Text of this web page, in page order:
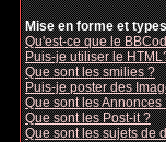
Mise en forme et
Qu'est-ce que le
Puis-je utiliser le
Que sont les smilies ?
Puis-je poster des
Que sont les Annonces
Que sont les Post-it ?
Que sont les sujets de